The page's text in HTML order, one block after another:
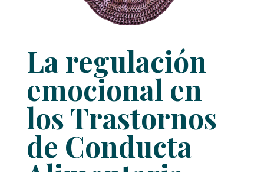
La regulación
emocional en
los Trastornos
de Conducta